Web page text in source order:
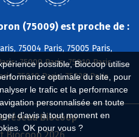
possible, Biocoop utilise
optimale du site, pour
le trafic et la performance
personnalisée en toute
d'avis à tout moment en
OK pour vous ?
(75009) est proche de :
75004 Paris, 75005 Paris,
75009 Paris, 75010 Paris,
75019 Paris, 75020 Paris
réseau Biocoop